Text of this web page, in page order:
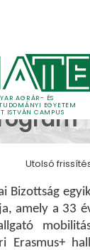
AGRÁR- ÉS
EGYETEM
ISTVÁN CAMPUS
Utolsó
Bizottság
amely a 33
Erasmus+